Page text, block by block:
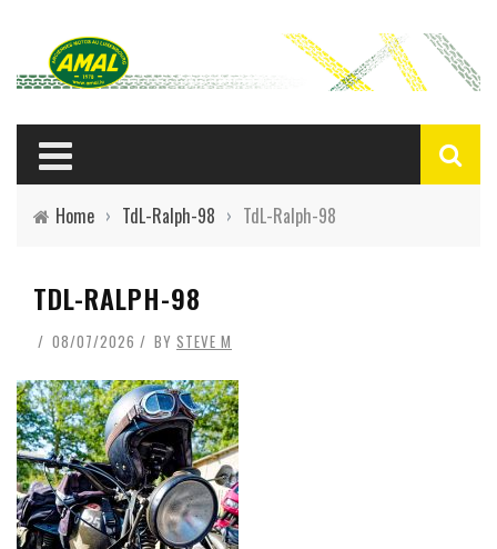
Home › TdL-Ralph-98 › TdL-Ralph-98
TDL-RALPH-98
08/07/2026 BY STEVE M